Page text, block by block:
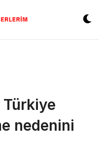
Türkiye
nedenini